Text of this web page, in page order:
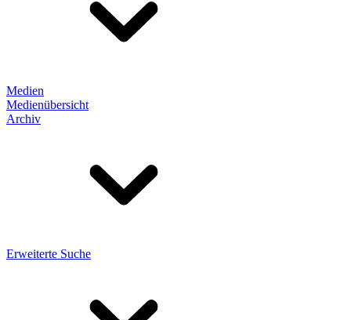
Medien
Medienübersicht
Archiv
Erweiterte Suche